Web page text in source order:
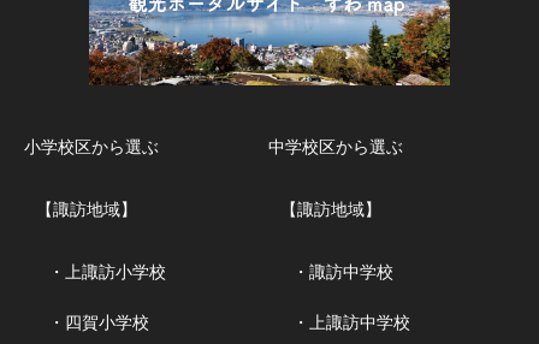
小学校区から選ぶ
【諏訪地域】
・上諏訪小学校
・四賀小学校
中学校区から選ぶ
【諏訪地域】
・諏訪中学校
・上諏訪中学校